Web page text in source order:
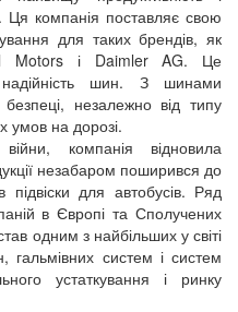
Ця компанія поставляє свою
для таких брендів, як
Motors і Daimler AG. Це
шин. З шинами
незалежно від типу
умов на дорозі.
компанія відновила
незабаром поширився до
для автобусів. Ряд
в Європі та Сполучених
одним з найбільших у світі
гальмівних систем і систем
устаткування і ринку